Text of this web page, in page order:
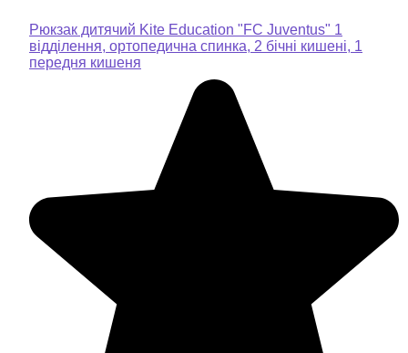
Рюкзак дитячий Kite Education "FC Juventus" 1
відділення, ортопедична спинка, 2 бічні кишені, 1
передня кишеня